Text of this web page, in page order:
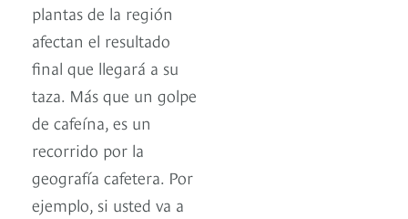
plantas de la región
afectan el resultado
final que llegará a su
taza. Más que un golpe
de cafeína, es un
recorrido por la
geografía cafetera. Por
ejemplo, si usted va a